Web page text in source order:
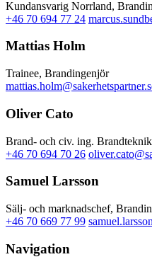
Kundansvarig Norrland,
+46 70 694 77 24
Mattias Holm
Trainee, Brandingenjör
Oliver Cato
Brand- och civ. ing. Brandteknik
+46 70 694 70 26
Samuel Larsson
Sälj- och marknadschef,
+46 70 669 77 99
Navigation